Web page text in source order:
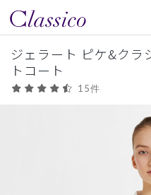
ジェラート ピケ&クラ
トコート
15件